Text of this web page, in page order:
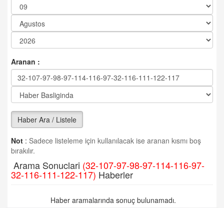
Aranan :
Haber Ara / Listele
Not : Sadece listeleme için kullanılacak ise aranan kısmı boş
bırakılır.
Arama Sonuclari (32-107-97-98-97-114-116-97-
32-116-111-122-117) Haberler
Haber aramalarında sonuç bulunamadı.